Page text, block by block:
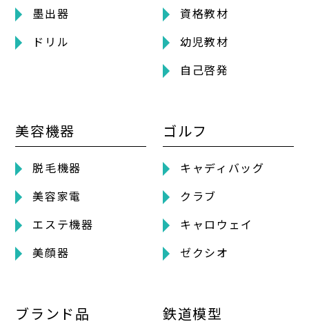
墨出器
ドリル
資格教材
幼児教材
自己啓発
美容機器
脱毛機器
美容家電
エステ機器
美顔器
ゴルフ
キャディバッグ
クラブ
キャロウェイ
ゼクシオ
ブランド品 鉄道模型